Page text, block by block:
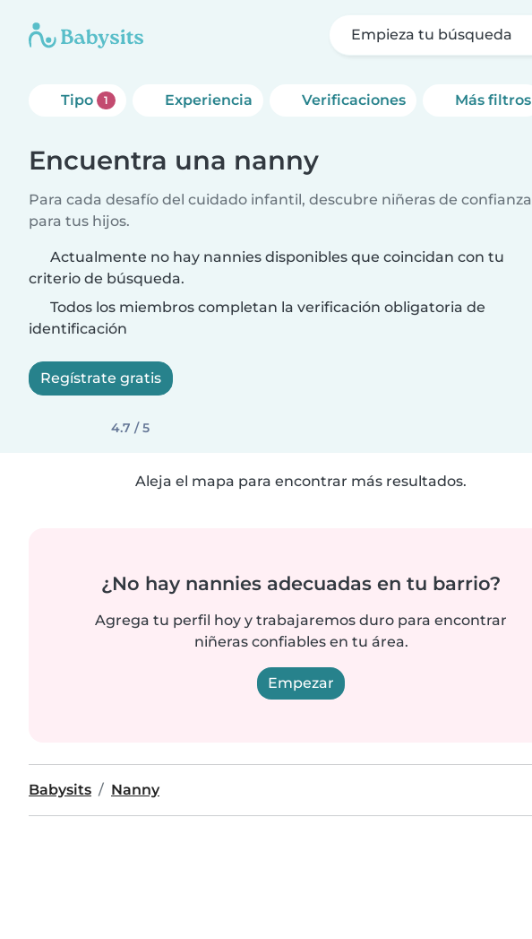
Empieza tu búsqueda
Tipo 1 Experiencia Verificaciones Más filtros
Encuentra una nanny
Para cada desafío del cuidado infantil, descubre niñeras de confianza
para tus hijos.
Actualmente no hay nannies disponibles que coincidan con tu
criterio de búsqueda.
Todos los miembros completan la verificación obligatoria de
identificación
Regístrate gratis
4.7 / 5
Aleja el mapa para encontrar más resultados.
¿No hay nannies adecuadas en tu barrio?
Agrega tu perfil hoy y trabajaremos duro para encontrar
niñeras confiables en tu área.
Empezar
Babysits Nanny